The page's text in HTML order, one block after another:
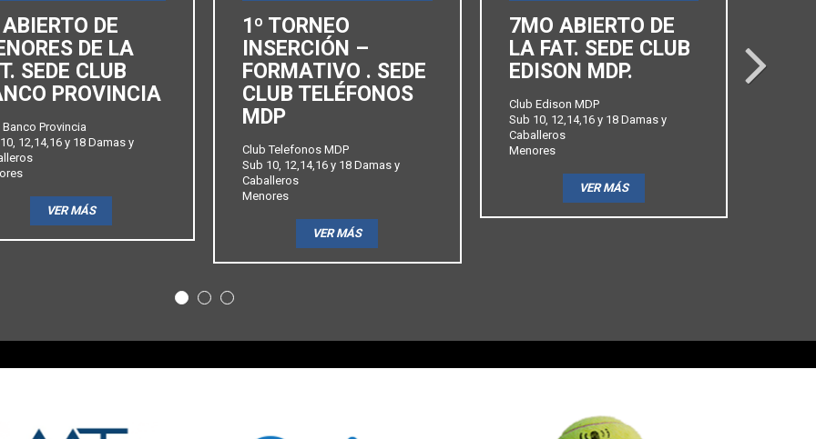
DE
DE LA
SEDE CLUB
PROVINCIA
Banco Provincia
12,14,16 y 18 Damas y
VER MÁS
1º TORNEO
INSERCIÓN –
FORMATIVO . SEDE
CLUB TELÉFONOS
MDP
Club Telefonos MDP
Sub 10, 12,14,16 y 18 Damas y
Caballeros
Menores
VER MÁS
7MO ABIERTO DE
LA FAT. SEDE CLUB
EDISON MDP.
Club Edison MDP
Sub 10, 12,14,16 y 18 Damas y
Caballeros
Menores
VER MÁS